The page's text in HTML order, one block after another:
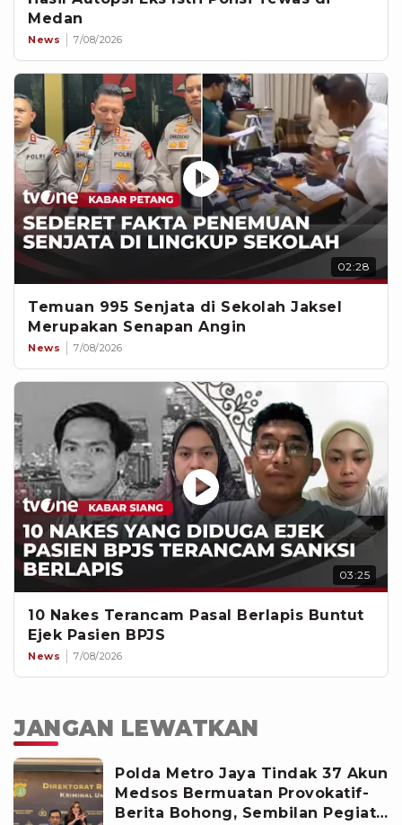
Medan
News 7/08/2026
02:28
Temuan 995 Senjata di Sekolah Jaksel
Merupakan Senapan Angin
News 7/08/2026
03:25
10 Nakes Terancam Pasal Berlapis Buntut
Ejek Pasien BPJS
News 7/08/2026
JANGAN LEWATKAN
Polda Metro Jaya Tindak 37 Akun
Medsos Bermuatan Provokatif-
Berita Bohong, Sembilan Pegiat